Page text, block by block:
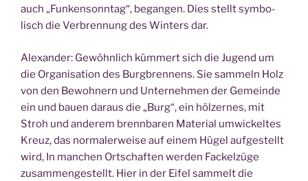
auch „Fun­ken­sonn­tag“, began­gen. Dies stellt sym­bo­
lisch die Ver­bren­nung des Win­ters dar.
Alex­an­der: Gewöhn­lich küm­mert sich die Jugend um
die Orga­ni­sa­ti­on des Burg­bren­nens. Sie sam­meln Holz
von den Bewoh­nern und Unter­neh­men der Gemein­de
ein und bau­en dar­aus die „Burg“, ein höl­zer­nes, mit
Stroh und ande­rem brenn­ba­ren Mate­ri­al umwi­ckel­tes
Kreuz, das nor­ma­ler­wei­se auf einem Hügel auf­ge­stellt
wird, In man­chen Ort­schaf­ten wer­den Fackel­zü­ge
zusam­men­ge­stellt. Hier in der Eifel sam­melt die